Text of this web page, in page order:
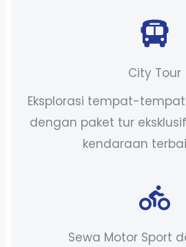
City Tour
Eksplorasi tempat-
dengan paket tur
kendaraan
Sewa Motor Sport